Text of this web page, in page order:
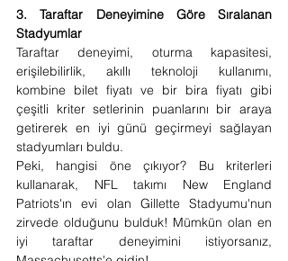
3. Taraftar Deneyimine Göre Sıralanan
Stadyumlar
Taraftar deneyimi, oturma kapasitesi,
erişilebilirlik, akıllı teknoloji kullanımı,
kombine bilet fiyatı ve bir bira fiyatı gibi
çeşitli kriter setlerinin puanlarını bir araya
getirerek en iyi günü geçirmeyi sağlayan
stadyumları buldu.
Peki, hangisi öne çıkıyor? Bu kriterleri
kullanarak, NFL takımı New England
Patriots'ın evi olan Gillette Stadyumu'nun
zirvede olduğunu bulduk! Mümkün olan en
iyi taraftar deneyimini istiyorsanız,